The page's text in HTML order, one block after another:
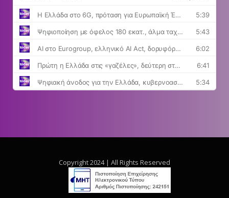
Copyright 2024 | All Rights Reserved